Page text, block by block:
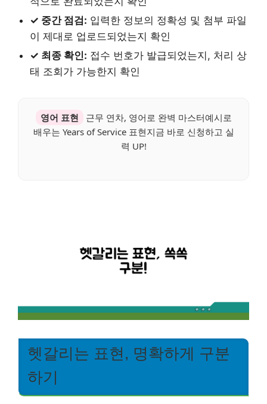
✓ 중간 점검: 입력한 정보의 정확성 및 첨부 파일
이 제대로 업로드되었는지 확인
✓ 최종 확인: 접수 번호가 발급되었는지, 처리 상
태 조회가 가능한지 확인
영어 표현
근무 연차, 영어로 완벽 마스터예시로
배우는 Years of Service 표현지금 바로 신청하고 실
력 UP!
헷갈리는 표현, 명확하게 구분
하기